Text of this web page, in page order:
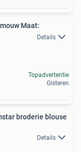
Maat:
Details
Topadvertentie
Gisteren
broderie blouse
Details